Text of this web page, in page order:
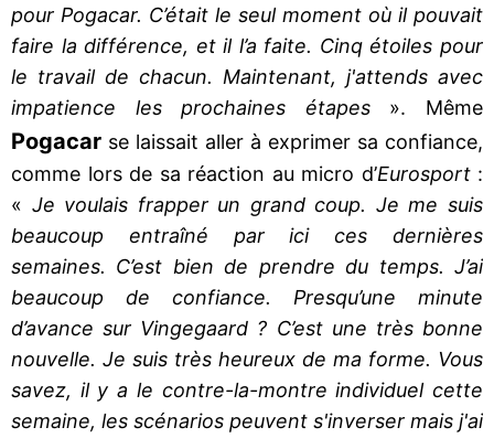
pour Pogacar. C’était le seul moment où il pouvait
faire la différence, et il l’a faite. Cinq étoiles pour
le travail de chacun. Maintenant, j'attends avec
impatience les prochaines étapes». Même
Pogacar se laissait aller à exprimer sa confiance,
comme lors de sa réaction au micro d’Eurosport:
« Je voulais frapper un grand coup. Je me suis
beaucoup entraîné par ici ces dernières
semaines. C’est bien de prendre du temps. J’ai
beaucoup de confiance. Presqu’une minute
d’avance sur Vingegaard ? C’est une très bonne
nouvelle. Je suis très heureux de ma forme. Vous
savez, il y a le contre-la-montre individuel cette
semaine, les scénarios peuvent s'inverser mais j'ai